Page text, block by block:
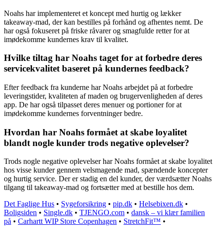
Noahs har implementeret et koncept med hurtig og lækker
takeaway-mad, der kan bestilles på forhånd og afhentes nemt. De
har også fokuseret på friske råvarer og smagfulde retter for at
imødekomme kundernes krav til kvalitet.
Hvilke tiltag har Noahs taget for at forbedre deres
servicekvalitet baseret på kundernes feedback?
Efter feedback fra kunderne har Noahs arbejdet på at forbedre
leveringstider, kvaliteten af maden og brugervenligheden af deres
app. De har også tilpasset deres menuer og portioner for at
imødekomme kundernes forventninger bedre.
Hvordan har Noahs formået at skabe loyalitet
blandt nogle kunder trods negative oplevelser?
Trods nogle negative oplevelser har Noahs formået at skabe loyalitet
hos visse kunder gennem velsmagende mad, spændende koncepter
og hurtig service. Der er stadig en del kunder, der værdsætter Noahs
tilgang til takeaway-mad og fortsætter med at bestille hos dem.
Det Faglige Hus • Sygeforsikring • pip.dk • Helsebixen.dk •
Boligsiden • Single.dk • TJENGO.com • dansk – vi klær familien
på • Carhartt WIP Store Copenhagen • StretchFit™️ •